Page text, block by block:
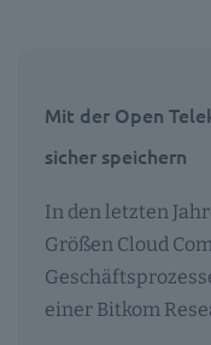
Mit der Open
sicher speichern
In den letzten
Größen Cloud
einer Bitkom